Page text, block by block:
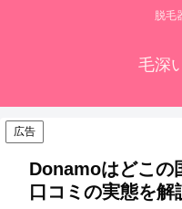
脱毛
毛深
広告
Donamoはどこの
口コミの実態を解